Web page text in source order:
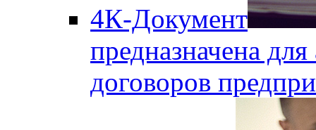
4К-Документ
предназначена
договоров